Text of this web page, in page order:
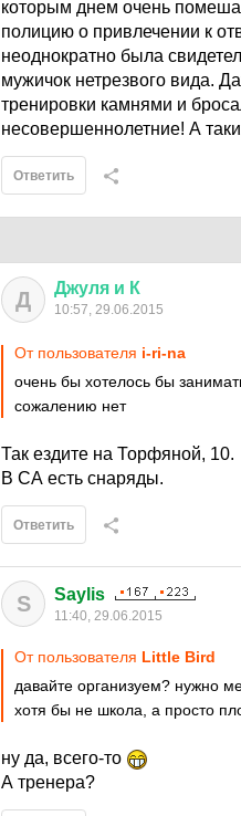
которым днем очень
полицию о привлечении к
неоднократно была
мужичок нетрезвого вида.
тренировки камнями и
несовершеннолетние! А
Ответить
Д Джуля и К
10:57, 29.06.2015
От пользователя i-ri-na
очень бы хотелось бы
сожалению нет
Так ездите на Торфяной, 10.
В СА есть снаряды.
Ответить
S Saylis
11:40, 29.06.2015
От пользователя Little Bird
давайте организуем? нужно
хотя бы не школа, а просто
ну да, всего-то
А тренера?